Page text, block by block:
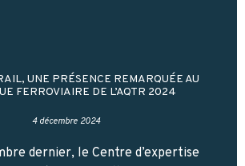
UNE PRÉSENCE REMARQUÉE AU
FERROVIAIRE DE L’AQTR 2024
4 décembre 2024
dernier, le Centre d’expertise